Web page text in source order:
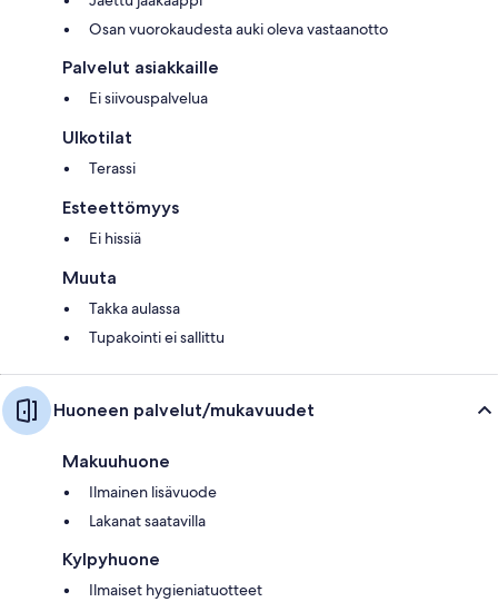
Osan vuorokaudesta auki oleva vastaanotto
Palvelut asiakkaille
Ei siivouspalvelua
Ulkotilat
Terassi
Esteettömyys
Ei hissiä
Muuta
Takka aulassa
Tupakointi ei sallittu
Huoneen palvelut/mukavuudet
Makuuhuone
Ilmainen lisävuode
Lakanat saatavilla
Kylpyhuone
Ilmaiset hygieniatuotteet